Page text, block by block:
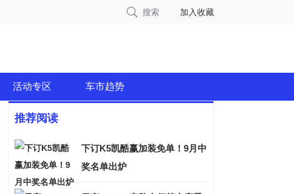
搜索 加入收藏
活动专区 车市趋势
推荐阅读
下订K5凯酷赢加装免单！9月中
奖名单出炉